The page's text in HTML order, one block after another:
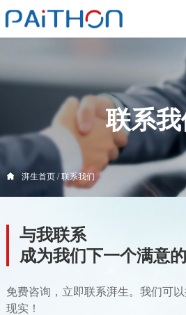
湃
首
心
务
解
方
案
新
领
激
光
关
生
我
们
联系
湃生首页/联系我们
与我联系
成为我们下一个满意
免费咨询，立即联系湃生。我们可
现实！